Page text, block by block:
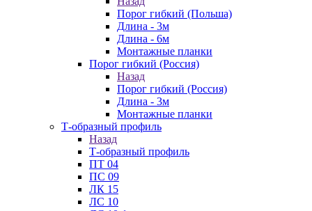
Порог гибкий (Польша)
Длина - 3м
Длина - 6м
Монтажные планки
Порог гибкий (Россия)
Назад
Порог гибкий (Россия)
Длина - 3м
Монтажные планки
Т-образный профиль
Назад
Т-образный профиль
ПТ 04
ПС 09
ЛК 15
ЛС 10